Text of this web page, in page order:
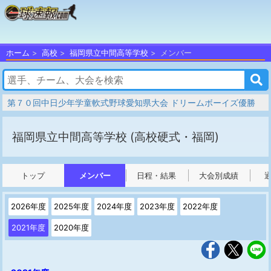
ホーム 高校 福岡県立中間高等学校 メンバー
第７０回中日少年学童軟式野球愛知県大会 ドリームボーイズ優勝
福岡県立中間高等学校 (高校硬式・福岡)
トップ メンバー 日程・結果 大会別成績
2026年度 2025年度 2024年度 2023年度 2022年度
2021年度 2020年度